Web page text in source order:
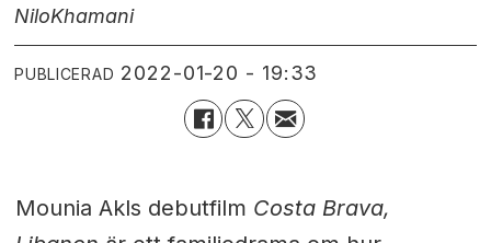
NiloKhamani
PUBLICERAD 2022-01-20 - 19:33
Mounia Akls debutfilm Costa Brava,